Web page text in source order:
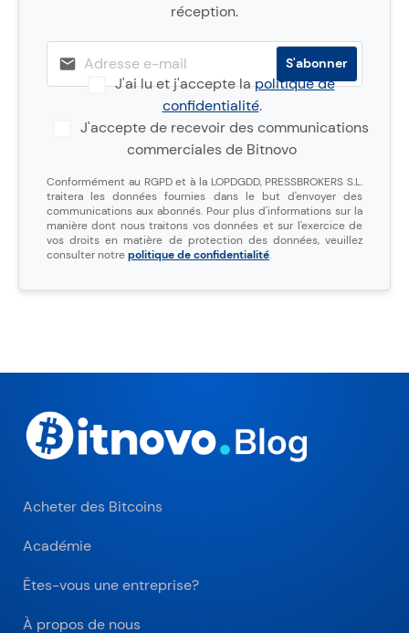
réception.
J'ai lu et j'accepte lapolitique de
confidentialité.
J'accepte de recevoir des communications
commerciales de Bitnovo
Conformément au RGPD et à la LOPDGDD, PRESSBROKERS S.L.
traitera les données fournies dans le but d'envoyer des
communications aux abonnés. Pour plus d'informations sur la
manière dont nous traitons vos données et sur l'exercice de
vos droits en matière de protection des données, veuillez
consulter notrepolitique de confidentialité.
Acheter des Bitcoins
Académie
Êtes-vous une entreprise?
À propos de nous